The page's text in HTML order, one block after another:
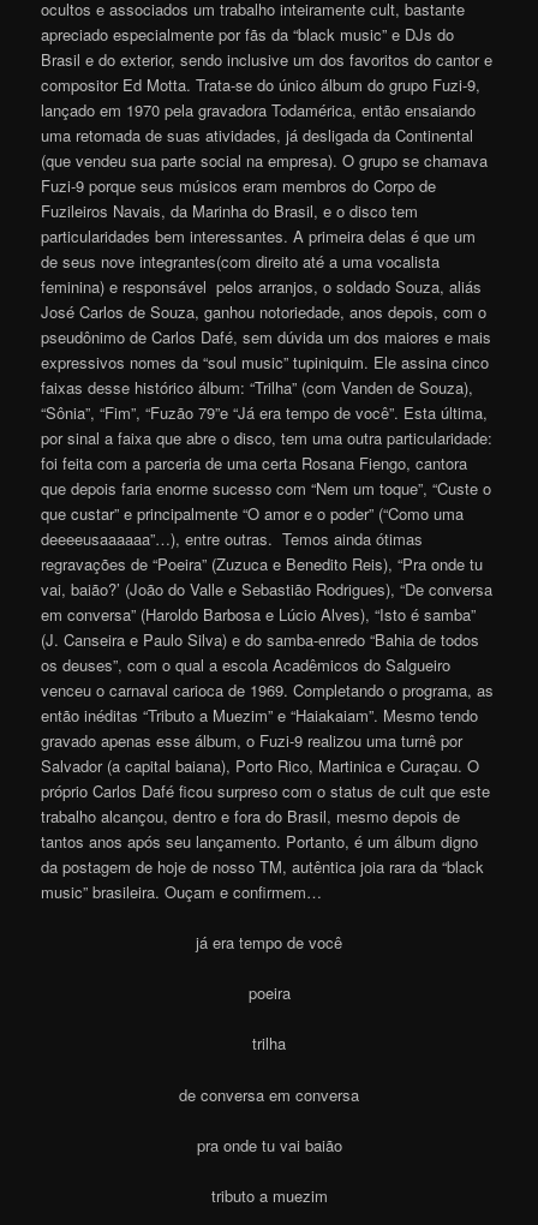
ocultos e associados um trabalho inteiramente cult, bastante
apreciado especialmente por fãs da “black music” e DJs do
Brasil e do exterior, sendo inclusive um dos favoritos do cantor e
compositor Ed Motta. Trata-se do único álbum do grupo Fuzi-9,
lançado em 1970 pela gravadora Todamérica, então ensaiando
uma retomada de suas atividades, já desligada da Continental
(que vendeu sua parte social na empresa). O grupo se chamava
Fuzi-9 porque seus músicos eram membros do Corpo de
Fuzileiros Navais, da Marinha do Brasil, e o disco tem
particularidades bem interessantes. A primeira delas é que um
de seus nove integrantes(com direito até a uma vocalista
feminina) e responsável pelos arranjos, o soldado Souza, aliás
José Carlos de Souza, ganhou notoriedade, anos depois, com o
pseudônimo de Carlos Dafé, sem dúvida um dos maiores e mais
expressivos nomes da “soul music” tupiniquim. Ele assina cinco
faixas desse histórico álbum: “Trilha” (com Vanden de Souza),
“Sônia”, “Fim”, “Fuzão 79”e “Já era tempo de você”. Esta última,
por sinal a faixa que abre o disco, tem uma outra particularidade:
foi feita com a parceria de uma certa Rosana Fiengo, cantora
que depois faria enorme sucesso com “Nem um toque”, “Custe o
que custar” e principalmente “O amor e o poder” (“Como uma
deeeeusaaaaaa”…), entre outras. Temos ainda ótimas
regravações de “Poeira” (Zuzuca e Benedito Reis), “Pra onde tu
vai, baião?’ (João do Valle e Sebastião Rodrigues), “De conversa
em conversa” (Haroldo Barbosa e Lúcio Alves), “Isto é samba”
(J. Canseira e Paulo Silva) e do samba-enredo “Bahia de todos
os deuses”, com o qual a escola Acadêmicos do Salgueiro
venceu o carnaval carioca de 1969. Completando o programa, as
então inéditas “Tributo a Muezim” e “Haiakaiam”. Mesmo tendo
gravado apenas esse álbum, o Fuzi-9 realizou uma turnê por
Salvador (a capital baiana), Porto Rico, Martinica e Curaçau. O
próprio Carlos Dafé ficou surpreso com o status de cult que este
trabalho alcançou, dentro e fora do Brasil, mesmo depois de
tantos anos após seu lançamento. Portanto, é um álbum digno
da postagem de hoje de nosso TM, autêntica joia rara da “black
music” brasileira. Ouçam e confirmem…
já era tempo de você
poeira
trilha
de conversa em conversa
pra onde tu vai baião
tributo a muezim